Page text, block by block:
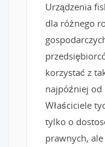
Urządzenia
dla różnego
korzystać z
najpóźniej od
Właściciele
tylko o
prawnych,